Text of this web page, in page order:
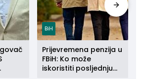
BiH
Prijevremena penzija u
FBiH: Ko može
iskoristiti posljednju